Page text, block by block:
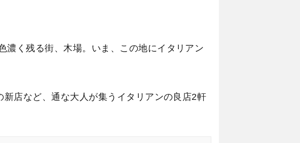
濃く残る街、木場。いま、この地にイタリアン
店など、通な大人が集うイタリアンの良店2軒